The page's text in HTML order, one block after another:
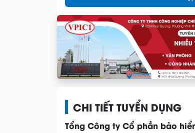
CHI TIẾT TUYỂN DỤNG
Tổng Công ty Cổ phần bảo